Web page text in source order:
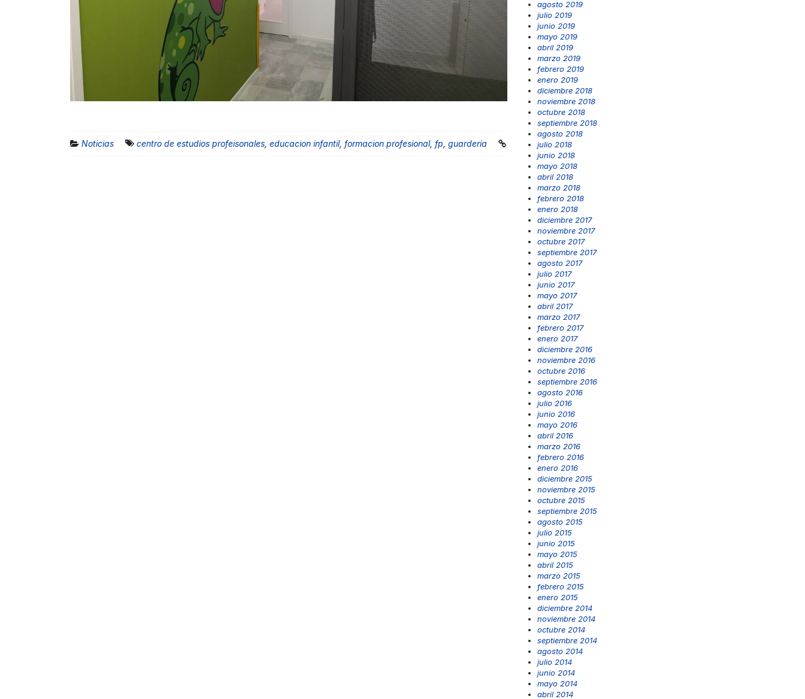
Noticias centro de estudios profeisonales educacion infantil, formacion profesional, fp guarderia
agosto 2019
julio 2019
junio 2019
mayo 2019
abril 2019
marzo 2019
febrero 2019
enero 2019
diciembre 2018
noviembre 2018
octubre 2018
septiembre 2018
agosto 2018
julio 2018
junio 2018
mayo 2018
abril 2018
marzo 2018
febrero 2018
enero 2018
diciembre 2017
noviembre 2017
octubre 2017
septiembre 2017
agosto 2017
julio 2017
junio 2017
mayo 2017
abril 2017
marzo 2017
febrero 2017
enero 2017
diciembre 2016
noviembre 2016
octubre 2016
septiembre 2016
agosto 2016
julio 2016
junio 2016
mayo 2016
abril 2016
marzo 2016
febrero 2016
enero 2016
diciembre 2015
noviembre 2015
octubre 2015
septiembre 2015
agosto 2015
julio 2015
junio 2015
mayo 2015
abril 2015
marzo 2015
febrero 2015
enero 2015
diciembre 2014
noviembre 2014
octubre 2014
septiembre 2014
agosto 2014
julio 2014
junio 2014
mayo 2014
abril 2014